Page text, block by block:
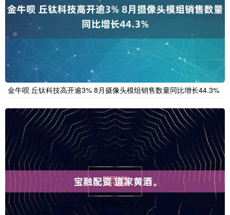
金牛呗 丘钛科技高开逾3% 8月摄像头模组销售数量同比增长44.3%